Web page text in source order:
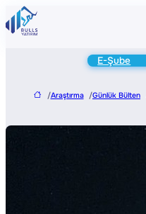
E-Şube
/Araştırma /Günlük Bülten